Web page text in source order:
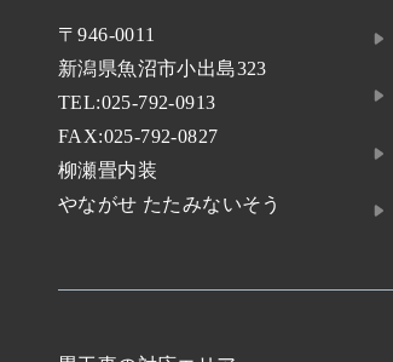
〒946-0011
新潟県魚沼市小出島323
TEL:025-792-0913
FAX:025-792-0827
柳瀬畳内装
やながせ たたみないそう